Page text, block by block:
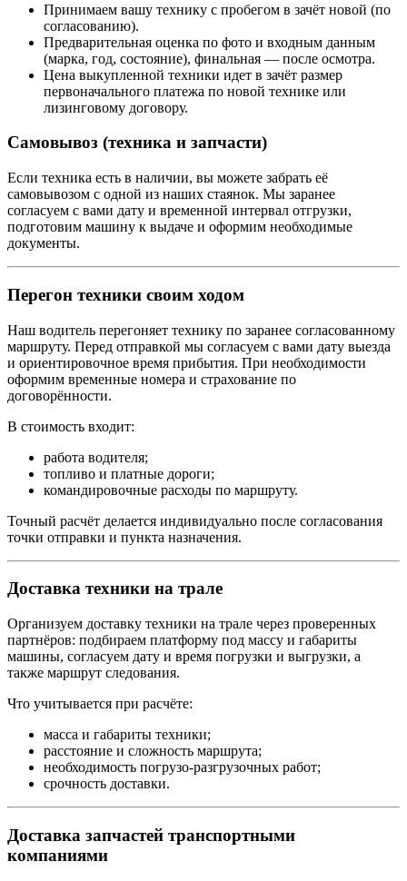
Принимаем вашу технику с пробегом в зачёт новой (по
согласованию).
Предварительная оценка по фото и входным данным
(марка, год, состояние), финальная — после осмотра.
Цена выкупленной техники идет в зачёт размер
первоначального платежа по новой технике или
лизинговому договору.
Самовывоз (техника и запчасти)
Если техника есть в наличии, вы можете забрать её
самовывозом с одной из наших стаянок. Мы заранее
согласуем с вами дату и временной интервал отгрузки,
подготовим машину к выдаче и оформим необходимые
документы.
Перегон техники своим ходом
Наш водитель перегоняет технику по заранее согласованному
маршруту. Перед отправкой мы согласуем с вами дату выезда
и ориентировочное время прибытия. При необходимости
оформим временные номера и страхование по
договорённости.
В стоимость входит:
работа водителя;
топливо и платные дороги;
командировочные расходы по маршруту.
Точный расчёт делается индивидуально после согласования
точки отправки и пункта назначения.
Доставка техники на трале
Организуем доставку техники на трале через проверенных
партнёров: подбираем платформу под массу и габариты
машины, согласуем дату и время погрузки и выгрузки, а
также маршрут следования.
Что учитывается при расчёте:
масса и габариты техники;
расстояние и сложность маршрута;
необходимость погрузо-разгрузочных работ;
срочность доставки.
Доставка запчастей транспортными
компаниями